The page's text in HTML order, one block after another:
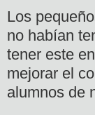
Los
no habían
tener este
mejorar el
alumnos de